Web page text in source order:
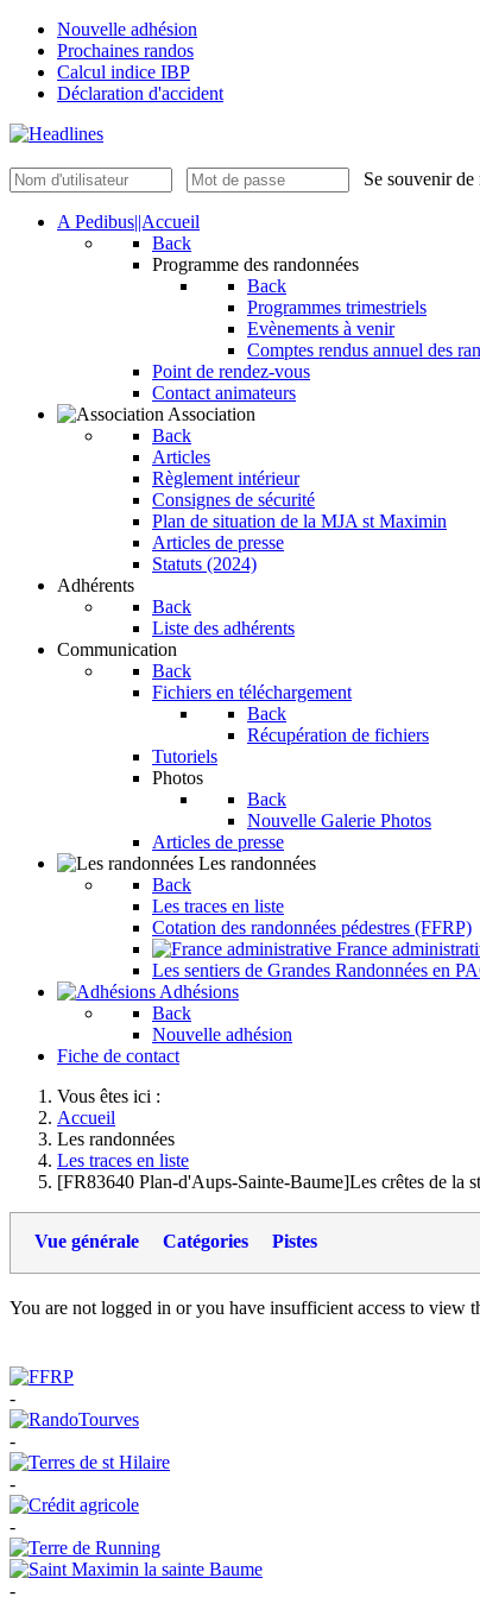
Nouvelle adhésion
Prochaines randos
Calcul indice IBP
Déclaration d'accident
Se souvenir de
A Pedibus||Accueil
Back
Programme des randonnées
Back
Programmes trimestriels
Evènements à venir
Comptes rendus annuel des
Point de rendez-vous
Contact animateurs
Association
Back
Articles
Règlement intérieur
Consignes de sécurité
Plan de situation de la MJA st Maximin
Articles de presse
Statuts (2024)
Adhérents
Back
Liste des adhérents
Communication
Back
Fichiers en téléchargement
Back
Récupération de fichiers
Tutoriels
Photos
Back
Nouvelle Galerie Photos
Articles de presse
Les randonnées
Back
Les traces en liste
Cotation des randonnées pédestres (FFRP)
France
Les sentiers de Grandes Randonnées en
Adhésions
Back
Nouvelle adhésion
Fiche de contact
Vous êtes ici :
Accueil
Les randonnées
Les traces en liste
[FR83640 Plan-d'Aups-Sainte-Baume]Les crêtes de la
Vue générale Catégories Pistes
You are not logged in or you have insufficient access to view
-
-
-
-
-